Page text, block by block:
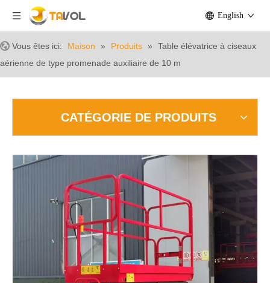
English
Vous êtes ici: Maison » Produits »
Table élévatrice à ciseaux
aérienne de type promenade auxiliaire de 10 m
CATÉGORIE DE PRODUITS